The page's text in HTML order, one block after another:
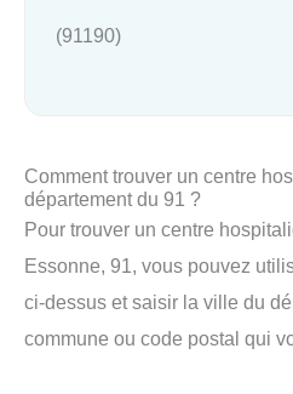
(91190)
Comment trouver un centre
département du 91 ?
Pour trouver un centre
Essonne, 91, vous pouvez
ci-dessus et saisir la ville du
commune ou code postal qui